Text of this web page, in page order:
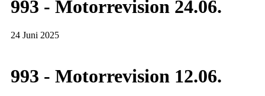
993 - Motorrevision 24.06.
24 Juni 2025
993 - Motorrevision 12.06.